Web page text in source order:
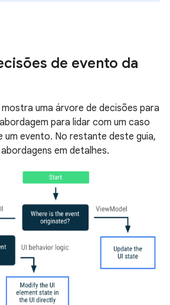
de evento da
uma árvore de decisões para
para lidar com um caso
um evento. No restante deste guia,
em detalhes.